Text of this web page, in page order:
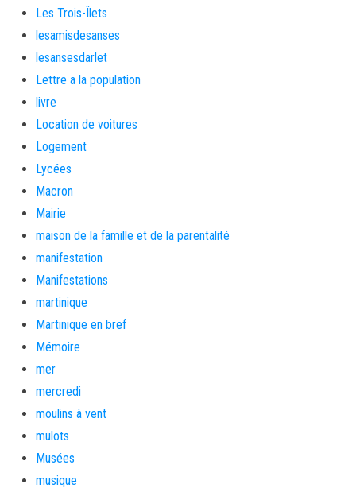
Les Trois-Îlets
lesamisdesanses
lesansesdarlet
Lettre a la population
livre
Location de voitures
Logement
Lycées
Macron
Mairie
maison de la famille et de la parentalité
manifestation
Manifestations
martinique
Martinique en bref
Mémoire
mer
mercredi
moulins à vent
mulots
Musées
musique